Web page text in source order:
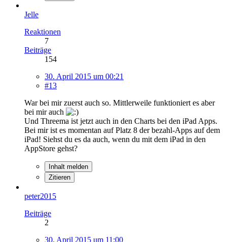
Jelle
Reaktionen
7
Beiträge
154
30. April 2015 um 00:21
#13
War bei mir zuerst auch so. Mittlerweile funktioniert es aber
bei mir auch
Und Threema ist jetzt auch in den Charts bei den iPad Apps.
Bei mir ist es momentan auf Platz 8 der bezahl-Apps auf dem
iPad! Siehst du es da auch, wenn du mit dem iPad in den
AppStore gehst?
Inhalt melden
Zitieren
peter2015
Beiträge
2
30. April 2015 um 11:00